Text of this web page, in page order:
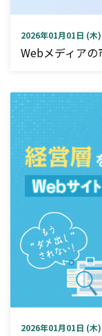
2026年01月01日 (
Webメディア
2026年01月01日 (